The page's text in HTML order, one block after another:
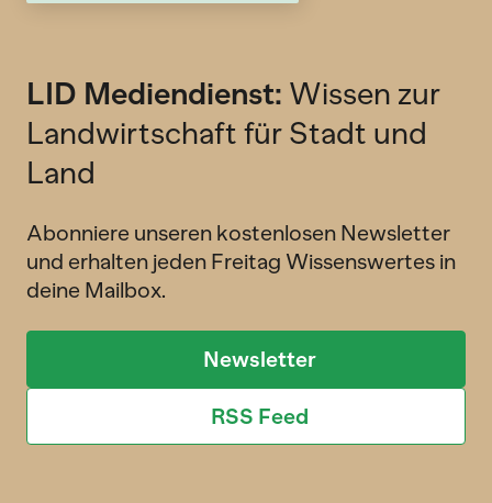
LID Mediendienst: Wissen zur
Landwirtschaft für Stadt und
Land
Abonniere unseren kostenlosen Newsletter
und erhalten jeden Freitag Wissenswertes in
deine Mailbox.
Newsletter
RSS Feed